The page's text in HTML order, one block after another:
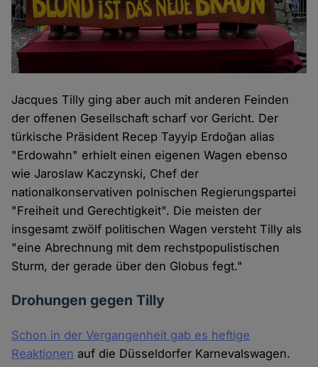
Jacques Tilly ging aber auch mit anderen Feinden
der offenen Gesellschaft scharf vor Gericht. Der
türkische Präsident Recep Tayyip Erdoğan alias
"Erdowahn" erhielt einen eigenen Wagen ebenso
wie Jaroslaw Kaczynski, Chef der
nationalkonservativen polnischen Regierungspartei
"Freiheit und Gerechtigkeit". Die meisten der
insgesamt zwölf politischen Wagen versteht Tilly als
"eine Abrechnung mit dem rechstpopulistischen
Sturm, der gerade über den Globus fegt."
Drohungen gegen Tilly
Schon in der Vergangenheit gab es heftige
Reaktionen auf die Düsseldorfer Karnevalswagen.